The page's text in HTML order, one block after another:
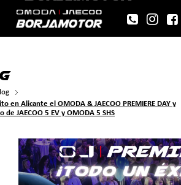
en Alicante el OMODA & JAECOO PREMIERE DAY y
de JAECOO 5 EV y OMODA 5 SHS